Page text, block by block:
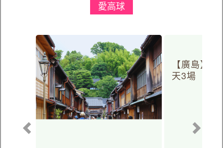
愛高球
【廣島】
天3場